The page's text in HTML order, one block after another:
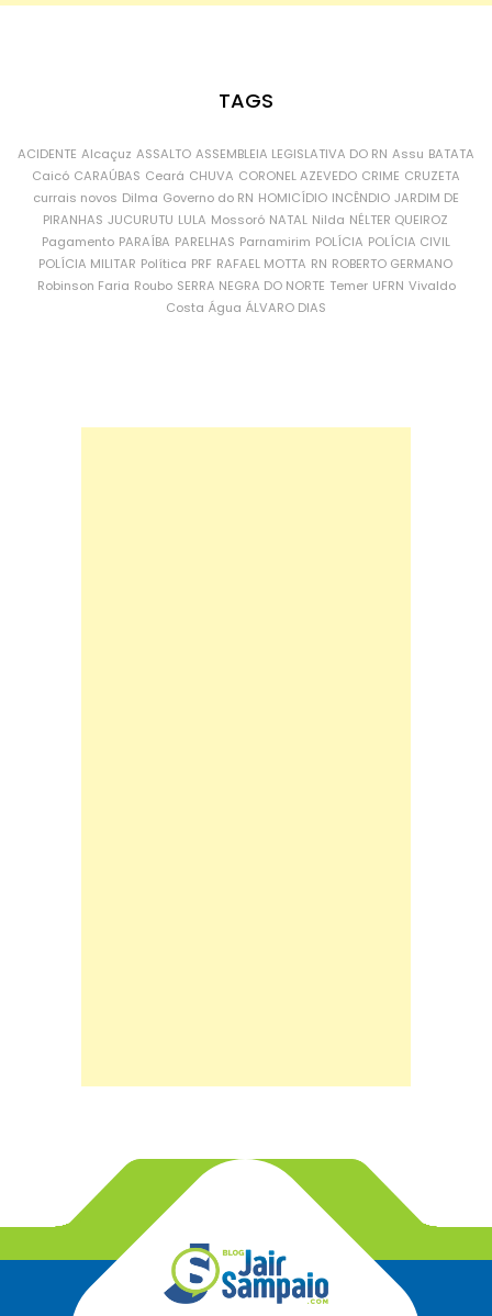
TAGS
ACIDENTE Alcaçuz ASSALTO ASSEMBLEIA LEGISLATIVA DO RN Assu BATATA
Caicó CARAÚBAS Ceará CHUVA CORONEL AZEVEDO CRIME CRUZETA
currais novos Dilma Governo do RN HOMICÍDIO INCÊNDIO JARDIM DE
PIRANHAS JUCURUTU LULA Mossoró NATAL Nilda NÉLTER QUEIROZ
Pagamento PARAÍBA PARELHAS Parnamirim POLÍCIA POLÍCIA CIVIL
POLÍCIA MILITAR Política PRF RAFAEL MOTTA RN ROBERTO GERMANO
Robinson Faria Roubo SERRA NEGRA DO NORTE Temer UFRN Vivaldo
Costa Água ÁLVARO DIAS